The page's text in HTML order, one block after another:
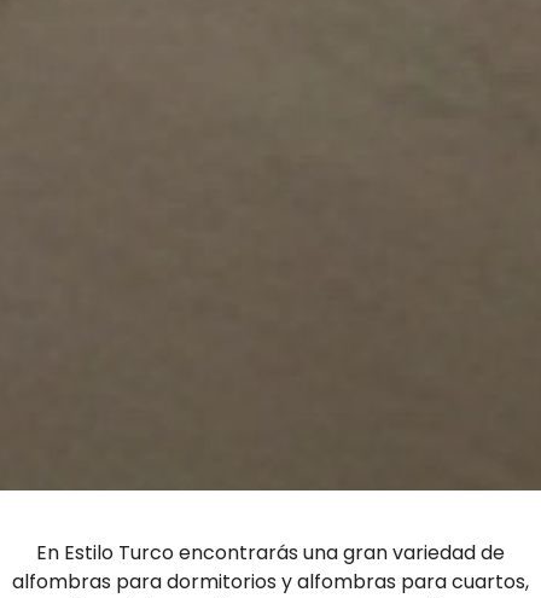
En Estilo Turco encontrarás una gran variedad de
alfombras para dormitorios y alfombras para cuartos,